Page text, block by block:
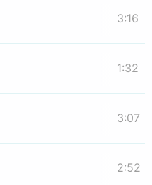
3:16
1:32
3:07
2:52